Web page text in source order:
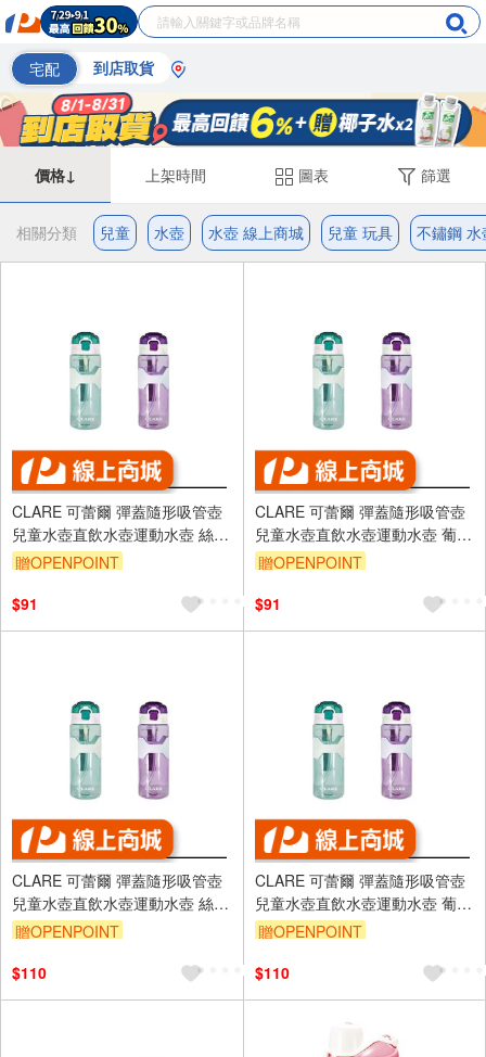
宅配 到店取貨
價格↓ 上架時間 圖表 篩選
相關分類 兒童 水壺 水壺 線上商城 兒童 玩具 不鏽鋼 水
CLARE 可蕾爾 彈蓋隨形吸管壺
兒童水壺直飲水壺運動水壺 絲蘭
綠600CC-Leidea樂德兒
贈OPENPOINT
$91
CLARE 可蕾爾 彈蓋隨形吸管壺
兒童水壺直飲水壺運動水壺 葡萄
紫600CC-Leidea樂德兒
贈OPENPOINT
$91
CLARE 可蕾爾 彈蓋隨形吸管壺
兒童水壺直飲水壺運動水壺 絲蘭
綠800CC-Leidea樂德兒
贈OPENPOINT
$110
CLARE 可蕾爾 彈蓋隨形吸管壺
兒童水壺直飲水壺運動水壺 葡萄
紫800CC-Leidea樂德兒
贈OPENPOINT
$110